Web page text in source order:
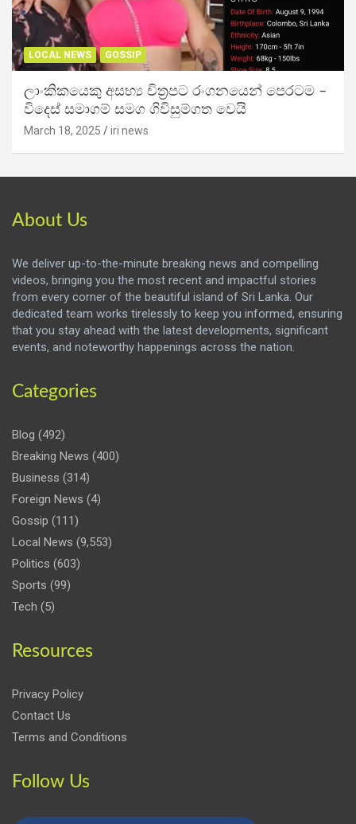
LOCAL NEWS GOSSIP
ලාංකිකයෙකු අසභ්‍ය චිත්‍රපට රංගනයෙන් පෙරටම –
විදෙස් සමාගම් සමග ගිවිසුම්ගත වෙයි
March 18, 2025 iri news
About Us
We deliver up-to-the-minute breaking news and compelling
videos, bringing you the most recent and impactful stories
from every corner of the beautiful island of Sri Lanka. Our
dedicated team works tirelessly to keep you informed, ensuring
that you stay ahead with the latest developments, significant
events, and noteworthy happenings across the nation.
Categories
Blog (492)
Breaking News (400)
Business (314)
Foreign News (4)
Gossip (111)
Local News (9,553)
Politics (603)
Sports (99)
Tech (5)
Resources
Privacy Policy
Contact Us
Terms and Conditions
Follow Us